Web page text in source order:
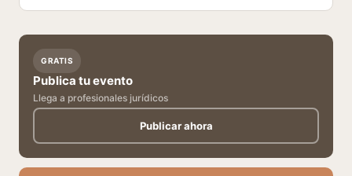
GRATIS
Publica tu evento
Llega a profesionales jurídicos
Publicar ahora